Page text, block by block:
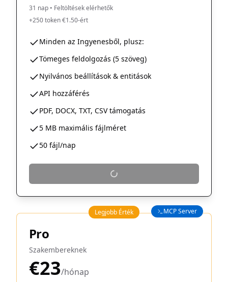
31 nap • Feltöltések elérhetők
+250 token €1.50-ért
Minden az Ingyenesből, plusz:
Tömeges feldolgozás (5 szöveg)
Nyilvános beállítások & entitások
API hozzáférés
PDF, DOCX, TXT, CSV támogatás
5 MB maximális fájlméret
50 fájl/nap
Legjobb Érték MCP Server
Pro
Szakembereknek
€23/hónap